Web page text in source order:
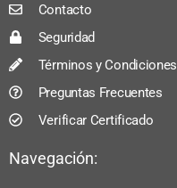
Contacto
Seguridad
Términos y Condiciones
Preguntas Frecuentes
Verificar Certificado
Navegación: